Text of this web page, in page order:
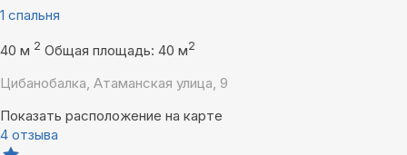
1 спальня
40 м 2 Общая площадь: 40 м2
Цибанобалка, Атаманская улица, 9
Показать расположение на карте
4 отзыва